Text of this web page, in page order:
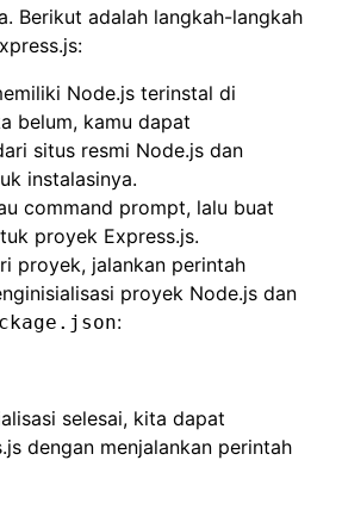
Berikut adalah langkah-langkah
Node.js terinstal di
belum, kamu dapat
situs resmi Node.js dan
instalasinya.
command prompt, lalu buat
proyek Express.js.
proyek, jalankan perintah
proyek Node.js dan
:
selesai, kita dapat
dengan menjalankan perintah